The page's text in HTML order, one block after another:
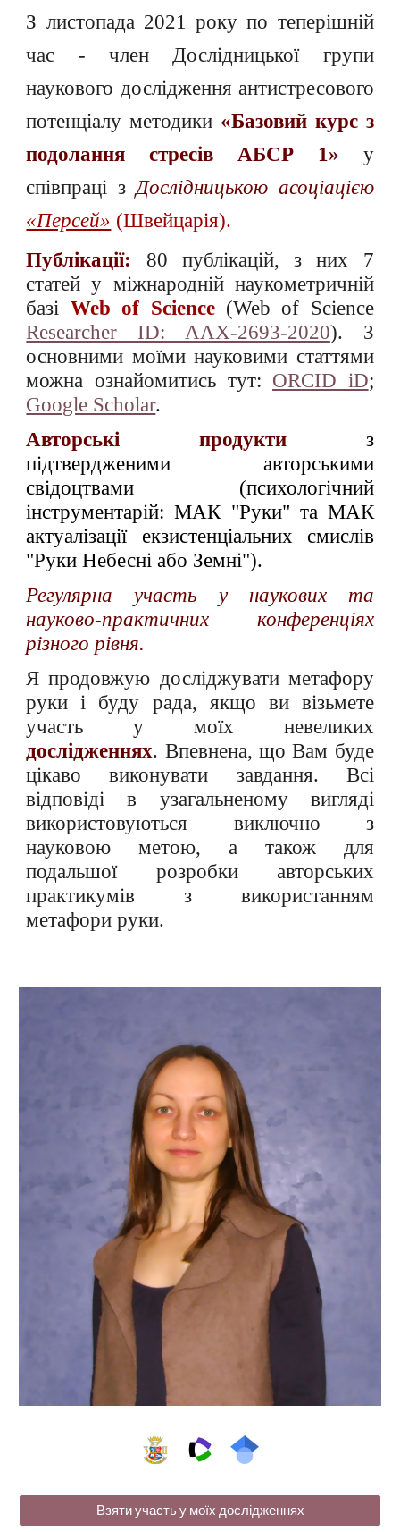
З листопада 2021 року по теперішній
час - член Дослідницької групи
наукового дослідження антистресового
потенціалу методики «Базовий курс з
подолання стресів АБСР 1» у
співпраці з Дослідницькою асоціацією
«Персей» (Швейцарія).
Публікації:
80 публікацій, з них 7
статей у міжнародній наукометричній
базі Web of Science(Web of Science
Researcher ID: AAX-2693-2020). З
основними моїми науковими статтями
можна ознайомитись тут: ORCID iD;
Google Scholar.
Авторські продукти з
підтвердженими авторськими
свідоцтвами (психологічний
інструментарій: МАК "Руки" та МАК
актуалізації екзистенціальних смислів
"Руки Небесні або Земні").
Регулярна участь у наукових та
науково-практичних конференціях
різного рівня.
Я продовжую досліджувати метафору
руки і буду рада, якщо ви візьмете
участь у моїх невеликих
дослідженнях. Впевнена, що Вам буде
цікаво виконувати завдання. Всі
відповіді в узагальненому вигляді
використовуються виключно з
науковою метою, а також для
подальшої розробки авторських
практикумів з використанням
метафори руки.
Взяти участь у моїх дослідженнях